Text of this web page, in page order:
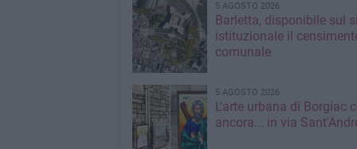
5 AGOSTO 2026
Barletta, disponibile sul
istituzionale il
comunale
5 AGOSTO 2026
L'arte urbana di Borgiac
ancora... in via